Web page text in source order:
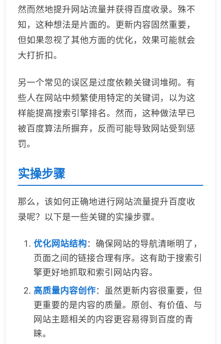
然而然地提升网站流量并获得百度收录。殊不
知，这种想法是片面的。更新内容固然重要，
但如果忽视了其他方面的优化，效果可能就会
大打折扣。
另一个常见的误区是过度依赖关键词堆砌。有
些人在网站中频繁使用特定的关键词，以为这
样能提高搜索引擎排名。然而，这种做法早已
被百度算法所摒弃，反而可能导致网站受到惩
罚。
实操步骤
那么，该如何正确地进行网站流量提升百度收
录呢？以下是一些关键的实操步骤。
优化网站结构：确保网站的导航清晰明了，
页面之间的链接合理有序。这有助于搜索引
擎更好地抓取和索引网站内容。
高质量内容创作：虽然更新内容很重要，但
更重要的是内容的质量。原创、有价值、与
网站主题相关的内容更容易得到百度的青
睐。